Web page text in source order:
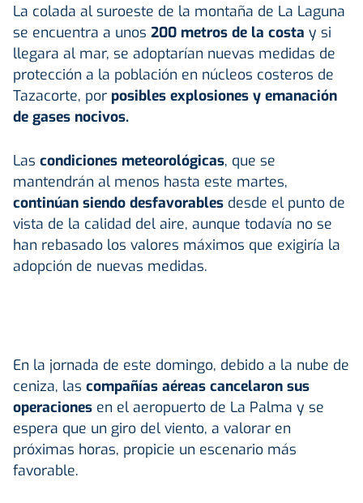
La colada al suroeste de la montaña de La Laguna
se encuentra a unos 200 metros de la costa y si
llegara al mar, se adoptarían nuevas medidas de
protección a la población en núcleos costeros de
Tazacorte, por posibles explosiones y emanación
de gases nocivos.
Las condiciones meteorológicas, que se
mantendrán al menos hasta este martes,
continúan siendo desfavorables desde el punto de
vista de la calidad del aire, aunque todavía no se
han rebasado los valores máximos que exigiría la
adopción de nuevas medidas.
En la jornada de este domingo, debido a la nube de
ceniza, las compañías aéreas cancelaron sus
operaciones en el aeropuerto de La Palma y se
espera que un giro del viento, a valorar en
próximas horas, propicie un escenario más
favorable.